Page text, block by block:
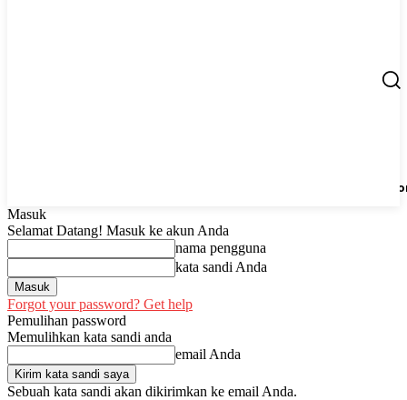
Masuk
Selamat Datang! Masuk ke akun Anda
nama pengguna
kata sandi Anda
Forgot your password? Get help
Pemulihan password
Memulihkan kata sandi anda
email Anda
Sebuah kata sandi akan dikirimkan ke email Anda.